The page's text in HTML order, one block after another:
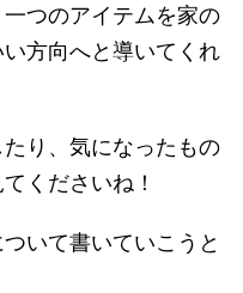
つのアイテムを家の
方向へと導いてくれ
り、気になったもの
くださいね！
ついて書いていこうと